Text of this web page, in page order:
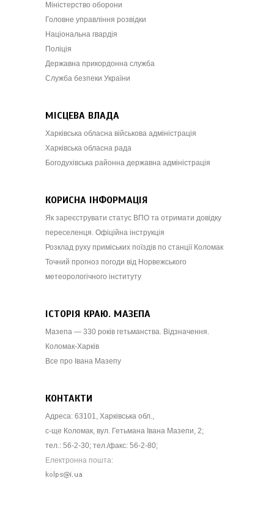
Міністерство оборони
Головне управління розвідки
Національна гвардія
Поліція
Державна прикордонна служба
Служба безпеки України
МІСЦЕВА ВЛАДА
Харківська обласна військова адміністрація
Харківська обласна рада
Богодухівська районна державна адміністрація
КОРИСНА ІНФОРМАЦІЯ
Як зареєструвати статус ВПО та отримати довідку
переселенця. Офіційна інструкція
Розклад руху приміських поїздів по станції Коломак
Точний прогноз погоди від Норвежського
метеорологічного інституту
ІСТОРІЯ КРАЮ. МАЗЕПА
Мазепа — 330 років гетьманства. Відзначення.
Коломак-Харків
Все про Івана Мазепу
КОНТАКТИ
Адреса: 63101, Харківська обл.,
с-ще Коломак, вул. Гетьмана Івана Мазепи, 2;
тел.: 56-2-30; тел./факс: 56-2-80;
Електронна пошта: